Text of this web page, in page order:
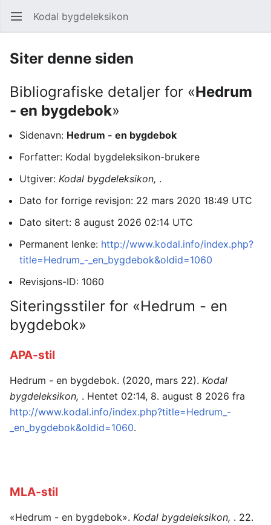
Åpne hovedmenyen Kodal bygdeleksikon
Siter denne siden
Bibliografiske detaljer for «Hedrum
- en bygdebok»
Sidenavn: Hedrum - en bygdebok
Forfatter: Kodal bygdeleksikon-brukere
Utgiver: Kodal bygdeleksikon, .
Dato for forrige revisjon: 22 mars 2020 18:49 UTC
Dato sitert: 8 august 2026 02:14 UTC
Permanent lenke: http://www.kodal.info/index.php?
title=Hedrum_-_en_bygdebok&oldid=1060
Revisjons-ID: 1060
Siteringsstiler for «Hedrum - en
bygdebok»
APA-stil
Hedrum - en bygdebok. (2020, mars 22). Kodal
bygdeleksikon, . Hentet 02:14, 8. august 8 2026 fra
http://www.kodal.info/index.php?title=Hedrum_-
_en_bygdebok&oldid=1060.
MLA-stil
«Hedrum - en bygdebok». Kodal bygdeleksikon, . 22.